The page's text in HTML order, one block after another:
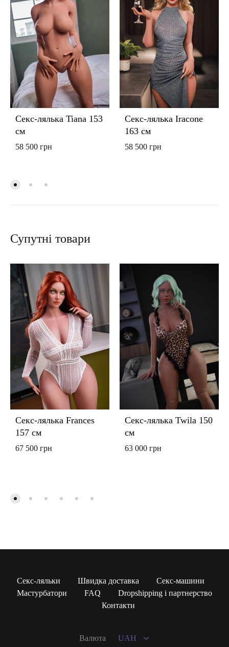
Секс-лялька Tiana 153
см
58 500 грн
Секс-лялька Iracone
163 см
58 500 грн
Супутні товари
Секс-лялька Frances
157 см
67 500 грн
Секс-лялька Twila 150
см
63 000 грн
Валюта UAH
UAH
Секс-ляльки Швидка доставка
Секс-машини
Мастурбатори
FAQ
Dropshipping і партнерство
Контакти